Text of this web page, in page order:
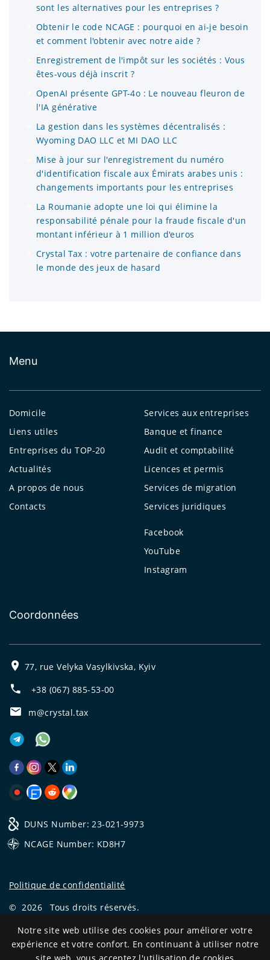
sont les alternatives pour les entreprises ?
Obtenir le code NCAGE : pourquoi en ai-je besoin
et comment l'obtenir avec notre aide ?
Enregistrement de l'impôt sur les sociétés : Vous
êtes-vous déjà inscrit ?
OpenAI présente GPT-4o : Le nouveau fleuron de
l'IA générative
La gestion dans les systèmes décentralisés :
Wyoming DAO LLC et MI DAO LLC
Mise à jour sur l'enregistrement du numéro
d'identification fiscale aux Émirats arabes unis :
changements importants pour les entreprises
La Roumanie adopte une loi qui élimine la
responsabilité pénale pour la fraude fiscale d'un
montant inférieur à 1 million d'euros
Crystal Tax : votre partenaire de confiance dans
le monde des jeux de hasard
Menu
Domicile
Liens utiles
Entreprises du TOP-20
Actualités
A propos de nous
Contacts
Services aux entreprises
Banque et finance
Audit et comptabilité
Licences et permis
Services de migration
Services juridiques
Facebook
YouTube
Instagram
Coordonnées
77, rue Velyka Vasylkivska, Kyiv
+38 (067) 885-53-00
m@crystal.tax
DUNS Number: 23-021-9973
NCAGE Number: KD8H7
Politique de confidentialité
© 2026
Tous droits réservés.
CRYSTAL.TAX —EXPERT OFFSHORE №❶
Notre site web utilise des cookies pour améliorer votre
expérience et votre confort. En continuant à utiliser notre